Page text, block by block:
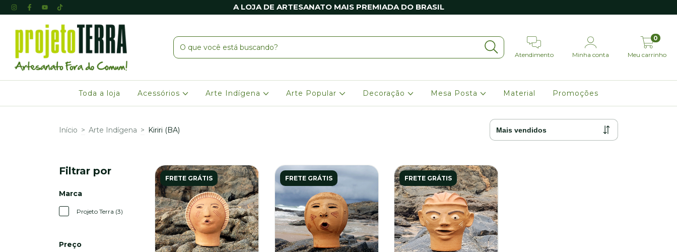
A LOJA DE ARTESANATO MAIS PREMIADA DO BRASIL
Atendimento Minha conta Meu carrinho
0
Toda a loja Acessórios Arte Indígena Arte Popular Decoração Mesa Posta Material Promoções
Início > Arte Indígena > Kiriri (BA)
Filtrar por
Marca
Projeto Terra (3)
Preço
FRETE GRÁTIS FRETE GRÁTIS FRETE GRÁTIS